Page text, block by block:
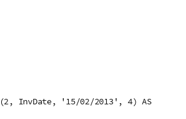
InvDate, '15/02/2013', 4) AS